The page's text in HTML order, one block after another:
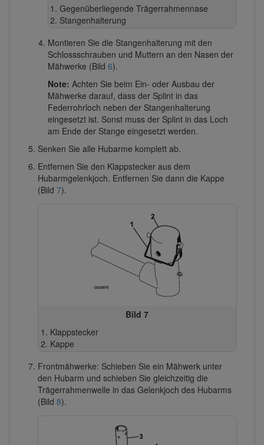
Gegenüberliegende Trägerrahmennase
Stangenhalterung
Montieren Sie die Stangenhalterung mit den
Schlossschrauben und Muttern an den Nasen der
Mähwerke (Bild 6).
Note: Achten Sie beim Ein- oder Ausbau der
Mähwerke darauf, dass der Splint in das
Federrohrloch neben der Stangenhalterung
eingesetzt ist. Sonst muss der Splint in das Loch
am Ende der Stange eingesetzt werden.
Senken Sie alle Hubarme komplett ab.
Entfernen Sie den Klappstecker aus dem
Hubarmgelenkjoch. Entfernen Sie dann die Kappe
(Bild 7).
Bild 7
Klappstecker
Kappe
Frontmähwerke: Schieben Sie ein Mähwerk unter
den Hubarm und schieben Sie gleichzeitig die
Trägerrahmenwelle in das Gelenkjoch des Hubarms
(Bild 8).